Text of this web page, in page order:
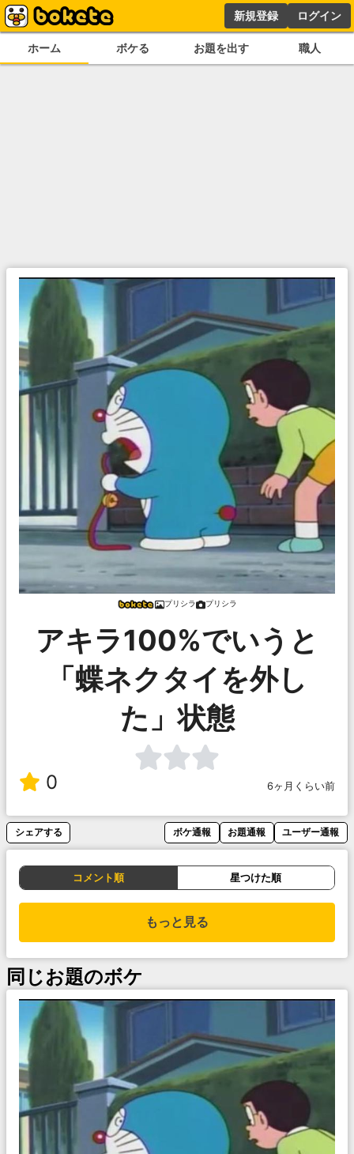
新規登録 ログイン
ホーム ボケる お題を出す 職人
プリシラ プリシラ
アキラ100%でいうと
「蝶ネクタイを外し
た」状態
0 6ヶ月くらい前
シェアする ボケ通報 お題通報 ユーザー通報
コメント順 星つけた順
もっと見る
同じお題のボケ